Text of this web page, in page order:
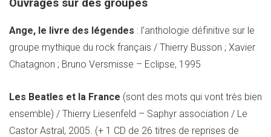
Ouvrages sur des groupes
Ange, le livre des légendes : l’anthologie définitive sur le
groupe mythique du rock français / Thierry Busson ; Xavier
Chatagnon ; Bruno Versmisse – Eclipse, 1995
Les Beatles et la France (sont des mots qui vont très bien
ensemble) / Thierry Liesenfeld – Saphyr association / Le
Castor Astral, 2005. (+ 1 CD de 26 titres de reprises de